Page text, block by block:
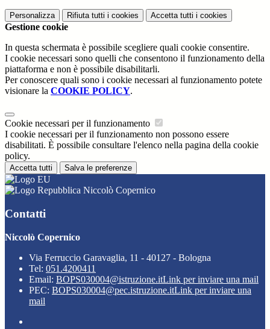
Personalizza Rifiuta tutti i cookies Accetta tutti i cookies
Gestione cookie
In questa schermata è possibile scegliere quali cookie consentire.
I cookie necessari sono quelli che consentono il funzionamento della
piattaforma e non è possibile disabilitarli.
Per conoscere quali sono i cookie necessari al funzionamento potete
visionare la COOKIE POLICY.
Cookie necessari per il funzionamento
I cookie necessari per il funzionamento non possono essere
disabilitati. È possibile consultare l'elenco nella pagina della cookie
policy.
Accetta tutti Salva le preferenze
Niccolò Copernico
Contatti
Niccolò Copernico
Via Ferruccio Garavaglia, 11 - 40127 - Bologna
Tel: 051.4200411
Email: BOPS030004@istruzione.itLink per inviare una mail
PEC: BOPS030004@pec.istruzione.itLink per inviare una
mail